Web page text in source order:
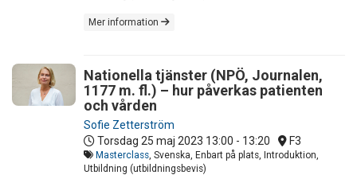
Mer information
Nationella tjänster (NPÖ, Journalen,
1177 m. fl.) – hur påverkas patienten
och vården
Sofie Zetterström
Torsdag 25 maj 2023 13:00 - 13:20 F3
Masterclass, Svenska, Enbart på plats, Introduktion,
Utbildning (utbildningsbevis)